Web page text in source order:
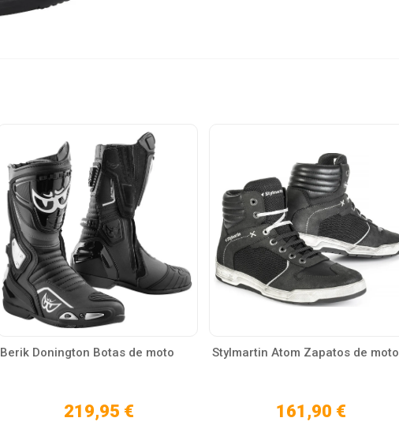
Berik Donington Botas de moto
219,95 €
Stylmartin Atom Zapatos de moto
161,90 €